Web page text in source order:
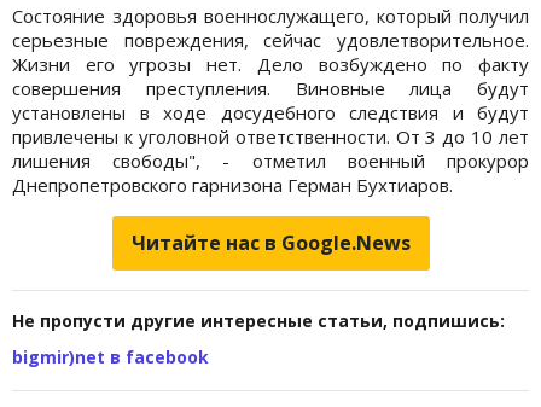
Состояние здоровья военнослужащего, который получил
серьезные повреждения, сейчас удовлетворительное.
Жизни его угрозы нет. Дело возбуждено по факту
совершения преступления. Виновные лица будут
установлены в ходе досудебного следствия и будут
привлечены к уголовной ответственности. От 3 до 10 лет
лишения свободы", - отметил военный прокурор
Днепропетровского гарнизона Герман Бухтиаров.
Читайте нас в Google.News
Не пропусти другие интересные статьи, подпишись:
bigmir)net в facebook